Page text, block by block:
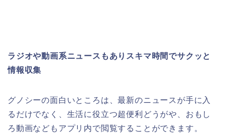
ラジオや動画系ニュースもありスキマ時間でサクッと
情報収集
グノシーの面白いところは、最新のニュースが手に入
るだけでなく、生活に役立つ超便利どうがや、おもし
ろ動画などもアプリ内で閲覧することができます。